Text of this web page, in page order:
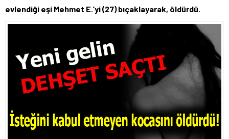
evlendiği eşi Mehmet E.’yi (27) bıçaklayarak, öldürdü.